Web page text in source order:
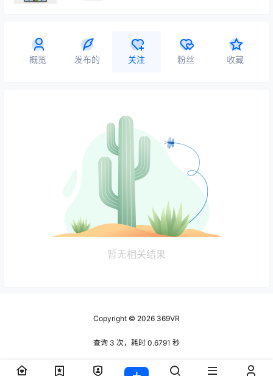
概览 发布的 关注 粉丝 收藏
暂无相关结果
Copyright © 2026 369VR
查询 3 次，耗时 0.6791 秒